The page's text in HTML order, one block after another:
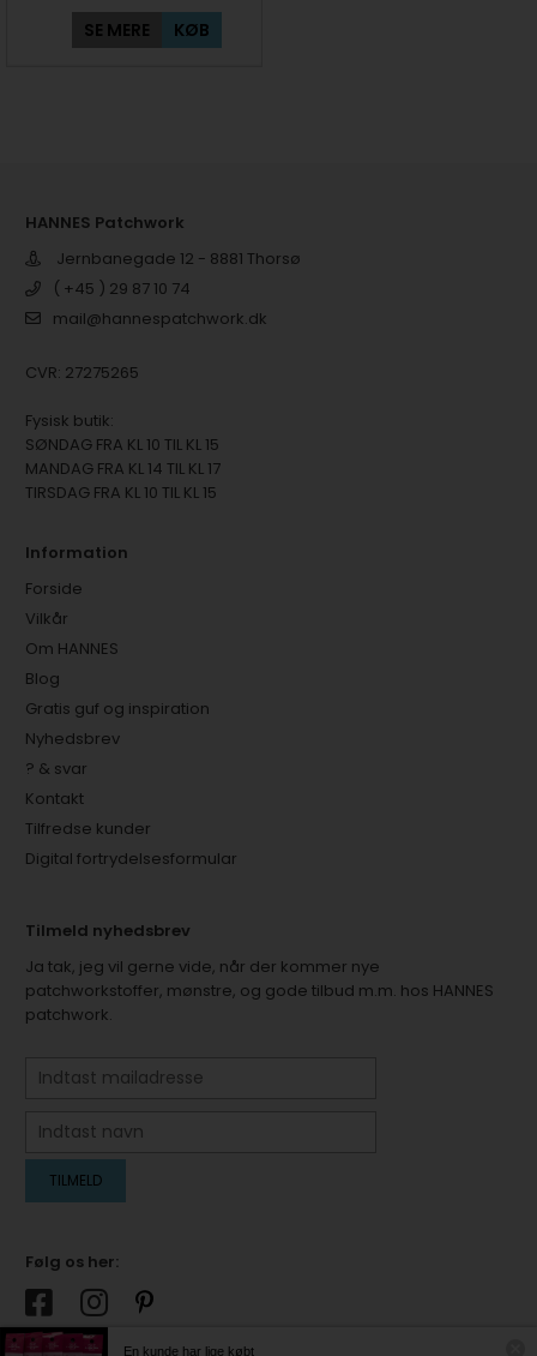
SE MERE KØB
HANNES Patchwork
Jernbanegade 12 - 8881 Thorsø
( +45 ) 29 87 10 74
mail@hannespatchwork.dk
CVR: 27275265
Fysisk butik:
SØNDAG FRA KL 10 TIL KL 15
MANDAG FRA KL 14 TIL KL 17
TIRSDAG FRA KL 10 TIL KL 15
Information
Forside
Vilkår
Om HANNES
Blog
Gratis guf og inspiration
Nyhedsbrev
? & svar
Kontakt
Tilfredse kunder
Digital fortrydelsesformular
Tilmeld nyhedsbrev
Ja tak, jeg vil gerne vide, når der kommer nye
patchworkstoffer, mønstre, og gode tilbud m.m. hos HANNES
patchwork.
Følg os her:
En kunde har lige købt